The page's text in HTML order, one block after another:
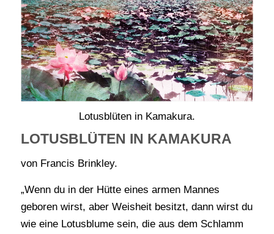
Lotusblüten in Kamakura.
LOTUSBLÜTEN IN KAMAKURA
von Francis Brinkley.
„Wenn du in der Hütte eines armen Mannes
geboren wirst, aber Weisheit besitzt, dann wirst du
wie eine Lotusblume sein, die aus dem Schlamm